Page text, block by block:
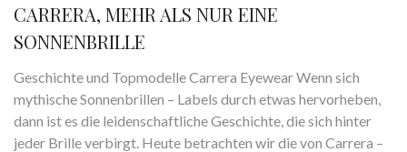
CARRERA, MEHR ALS NUR EINE
SONNENBRILLE
Geschichte und Topmodelle Carrera Eyewear Wenn sich
mythische Sonnenbrillen – Labels durch etwas hervorheben,
dann ist es die leidenschaftliche Geschichte, die sich hinter
jeder Brille verbirgt. Heute betrachten wir die von Carrera –